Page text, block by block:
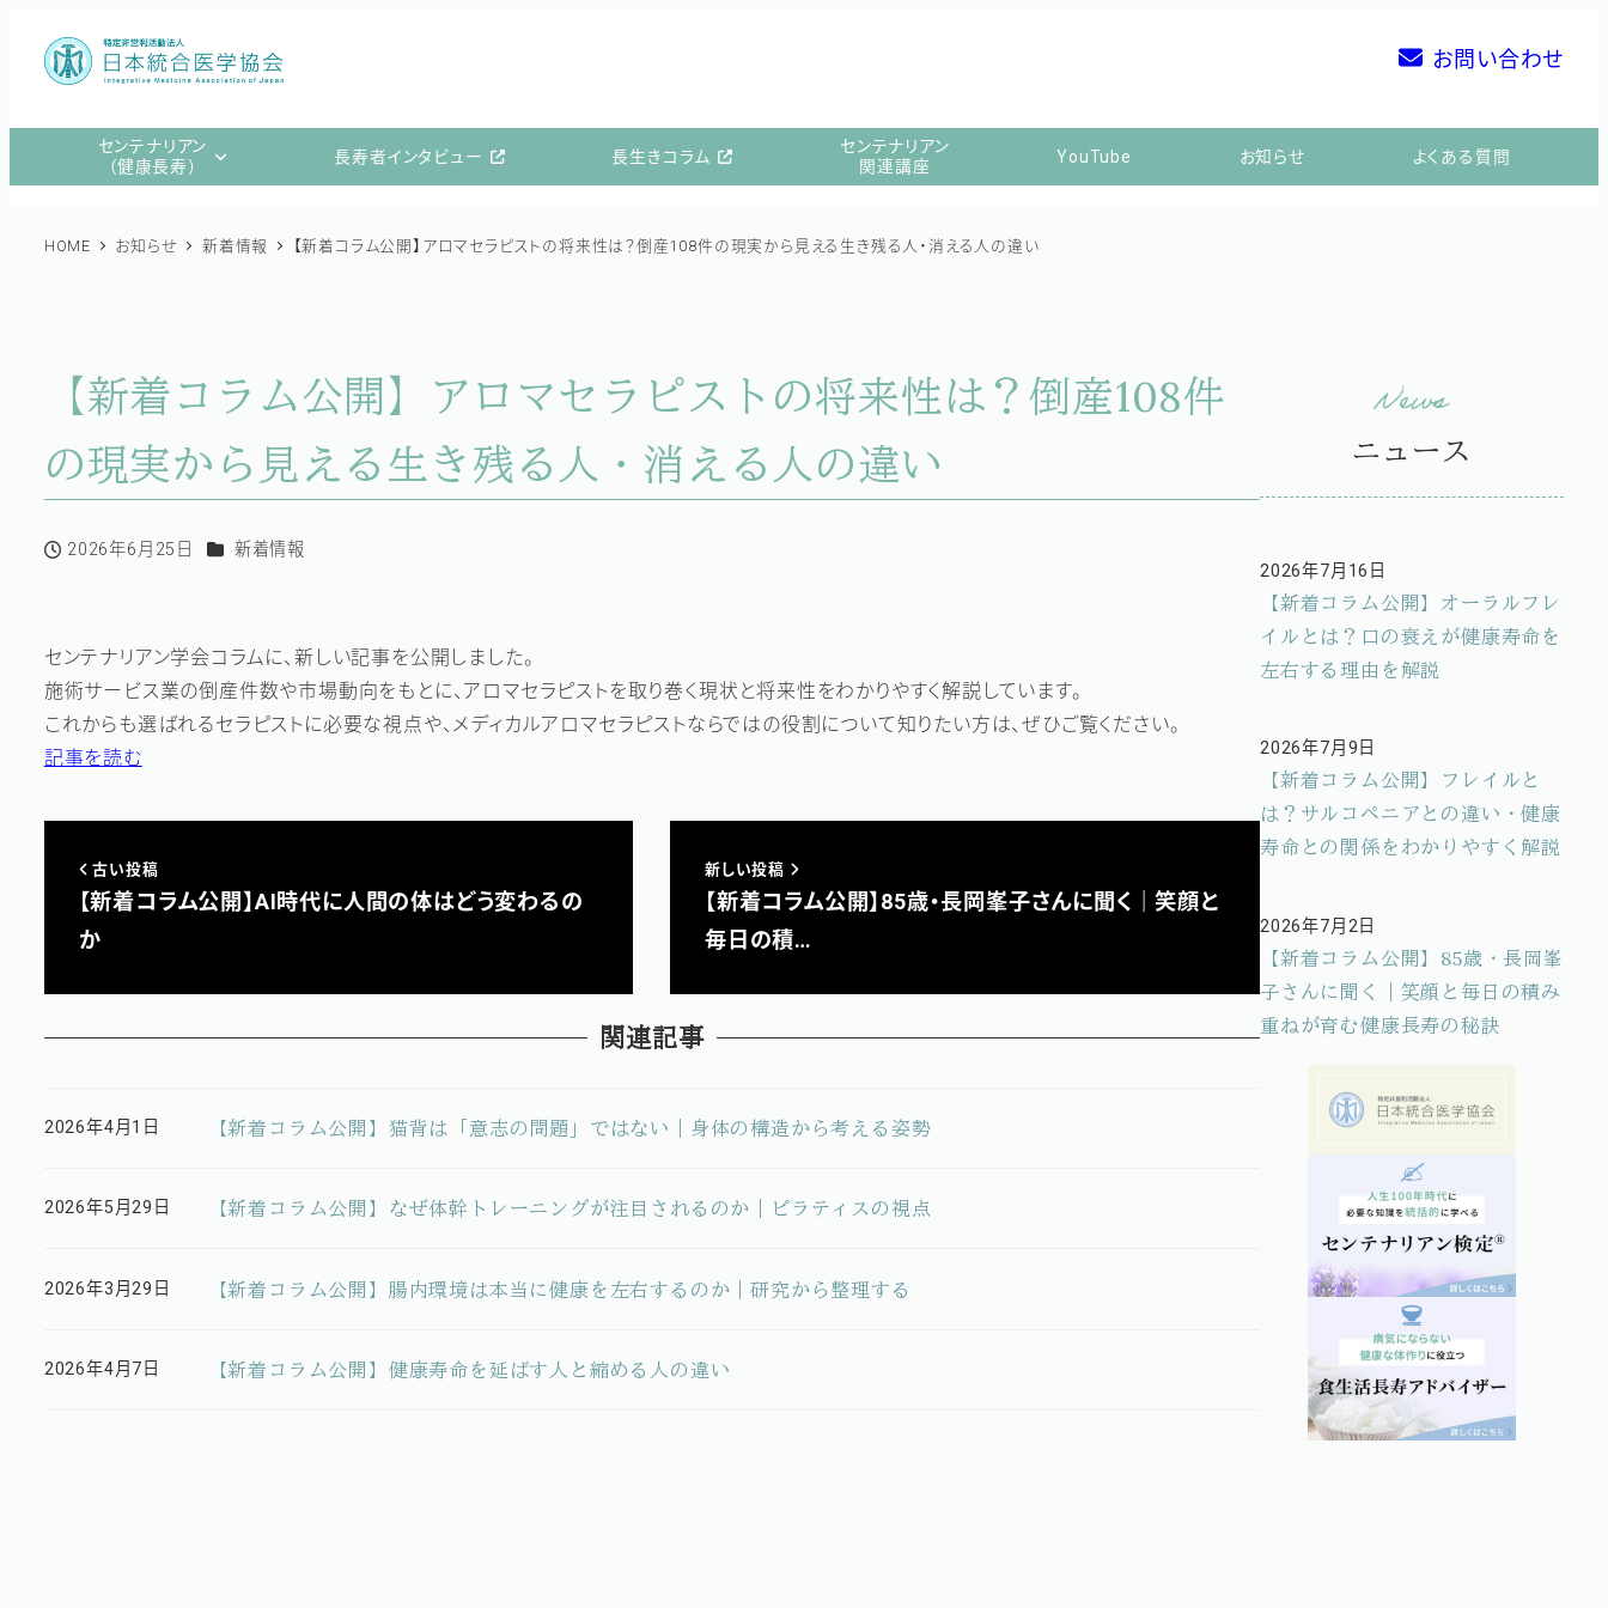
コ
テ
お問い合わせ
センテナリアン
（健康長寿）
長寿者インタビュー 長生きコラム
センテナリアン
関連講座
YouTube お知らせ よくある質問
HOME お知らせ 新着情報 【新着コラム公開】アロマセラピストの将来性は？倒産108件の現実から見える生き残る人・消える人の違い
【新着コラム公開】アロマセラピストの将来性は？倒産108件
の現実から見える生き残る人・消える人の違い
投稿日
2026年6月25日 カテゴリー
新着情報
センテナリアン学会コラムに、新しい記事を公開しました。
施術サービス業の倒産件数や市場動向をもとに、アロマセラピストを取り巻く現状と将来性をわかりやすく解説しています。
これからも選ばれるセラピストに必要な視点や、メディカルアロマセラピストならではの役割について知りたい方は、ぜひご覧ください。
記事を読む
古い投稿
【新着コラム公開】AI時代に人間の体はどう変わるの
か
新しい投稿
【新着コラム公開】85歳・長岡峯子さんに聞く｜笑顔と
毎日の積…
関連記事
【新着コラム公開】猫背は「意志の問題」ではない｜身体の構造から考える姿勢
投稿日
2026年4月1日
【新着コラム公開】なぜ体幹トレーニングが注目されるのか｜ピラティスの視点
投稿日
2026年5月29日
【新着コラム公開】腸内環境は本当に健康を左右するのか｜研究から整理する
投稿日
2026年3月29日
【新着コラム公開】健康寿命を延ばす人と縮める人の違い
投稿日
2026年4月7日
ニュース
【新着コラム公開】オーラルフレ
イルとは？口の衰えが健康寿命を
左右する理由を解説
投稿日
2026年7月16日
【新着コラム公開】フレイルと
は？サルコペニアとの違い・健康
寿命との関係をわかりやすく解説
投稿日
2026年7月9日
【新着コラム公開】85歳・長岡峯
子さんに聞く｜笑顔と毎日の積み
重ねが育む健康長寿の秘訣
投稿日
2026年7月2日